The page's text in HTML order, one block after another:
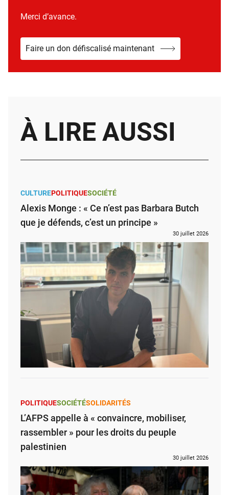
Merci d’avance.
Faire un don défiscalisé maintenant
À LIRE AUSSI
CULTUREPOLITIQUESOCIÉTÉ
Alexis Monge : « Ce n’est pas Barbara Butch
que je défends, c’est un principe »
30 juillet 2026
POLITIQUESOCIÉTÉSOLIDARITÉS
L’AFPS appelle à « convaincre, mobiliser,
rassembler » pour les droits du peuple
palestinien
30 juillet 2026